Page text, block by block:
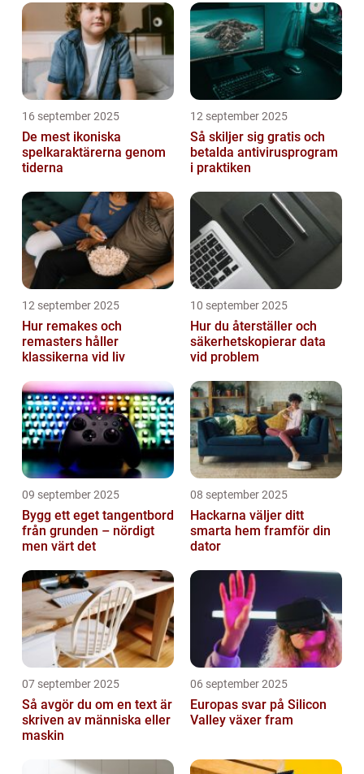
16 september 2025
De mest ikoniska
spelkaraktärerna genom
tiderna
12 september 2025
Så skiljer sig gratis och
betalda antivirusprogram
i praktiken
12 september 2025
Hur remakes och
remasters håller
klassikerna vid liv
10 september 2025
Hur du återställer och
säkerhetskopierar data
vid problem
09 september 2025
Bygg ett eget tangentbord
från grunden – nördigt
men värt det
08 september 2025
Hackarna väljer ditt
smarta hem framför din
dator
07 september 2025
Så avgör du om en text är
skriven av människa eller
maskin
06 september 2025
Europas svar på Silicon
Valley växer fram